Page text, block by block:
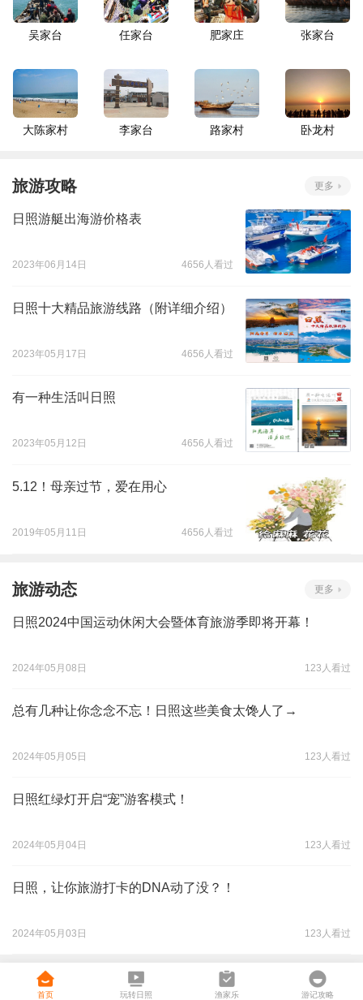
吴家台 任家台 肥家庄 张家台
大陈家村 李家台 路家村 卧龙村
旅游攻略 更多
日照游艇出海游价格表
2023年06月14日 4656人看过
日照十大精品旅游线路（附详细介绍）
2023年05月17日 4656人看过
有一种生活叫日照
2023年05月12日 4656人看过
5.12！母亲过节，爱在用心
2019年05月11日 4656人看过
旅游动态 更多
日照2024中国运动休闲大会暨体育旅游季即将开幕！
2024年05月08日 123人看过
总有几种让你念念不忘！日照这些美食太馋人了→
2024年05月05日 123人看过
日照红绿灯开启“宠”游客模式！
2024年05月04日 123人看过
日照，让你旅游打卡的DNA动了没？！
2024年05月03日 123人看过
首页 玩转日照 渔家乐 游记攻略